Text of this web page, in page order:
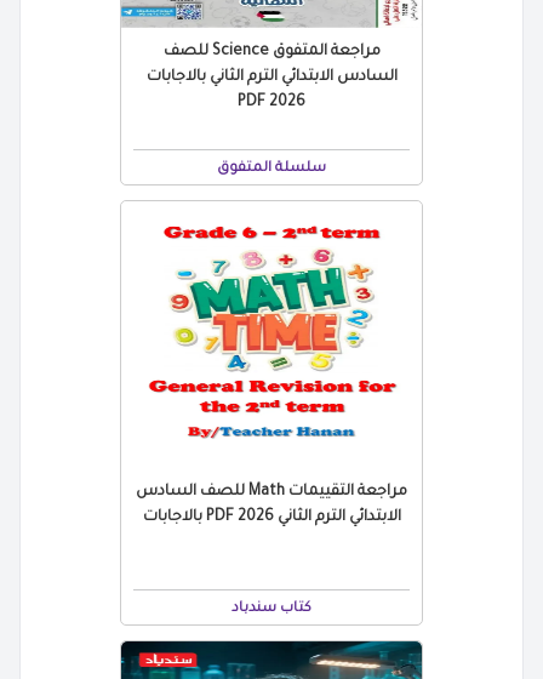
مراجعة المتفوق Science للصف
السادس الابتدائي الترم الثاني بالاجابات
2026 PDF
سلسلة المتفوق
مراجعة التقييمات Math للصف السادس
الابتدائي الترم الثاني 2026 PDF بالاجابات
كتاب سندباد